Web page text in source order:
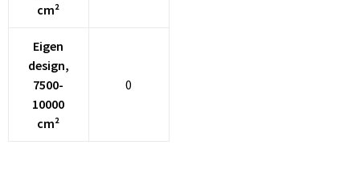
cm²
Eigen
design,
7500-
10000
cm²
0